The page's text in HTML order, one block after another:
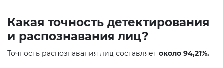
Какая точность детектирования
и распознавания лиц?
Точность распознавания лиц составляет около 94,21%.